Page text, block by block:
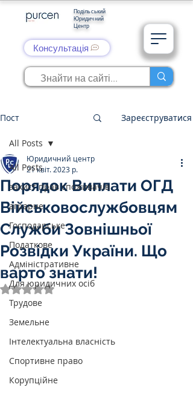
Подільський
Юридичний
Центр
Консультація
Пост Зареєструватися
All Posts
захист прав споживачів
аграрне
Господарське
Податкове
Адміністративне
Для юридичних осіб
Трудове
Земельне
Інтелектуальна власність
Спортивне право
Корупційне
All Posts
Порядок Виплати ОГД
Військовослужбовцям
Служби Зовнішньої
Розвідки України. Що
варто знати!
Юридичний центр
21 квіт. 2023 р.
Оцінка: NaN з 5 зірок.